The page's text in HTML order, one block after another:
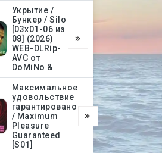
Укрытие /
Бункер / Silo
[03х01-06 из
08] (2026)
WEB-DLRip-
AVC от
DoMiNo &
Максимальное
удовольствие
гарантировано
/ Maximum
Pleasure
Guaranteed
[S01]